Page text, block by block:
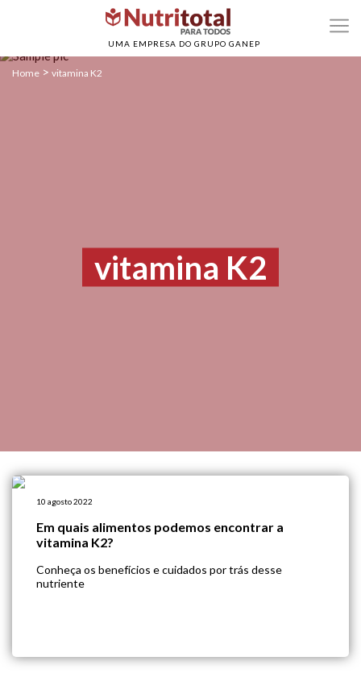
UMA EMPRESA DO GRUPO GANEP
Home > vitamina K2
vitamina K2
10 agosto 2022
Em quais alimentos podemos encontrar a
vitamina K2?
Conheça os benefícios e cuidados por trás desse
nutriente